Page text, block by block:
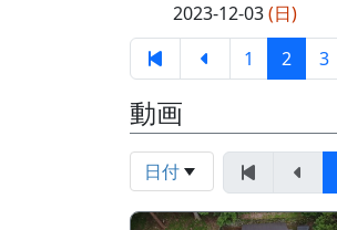
2023-12-03(日)
1
2 3
動画
日付